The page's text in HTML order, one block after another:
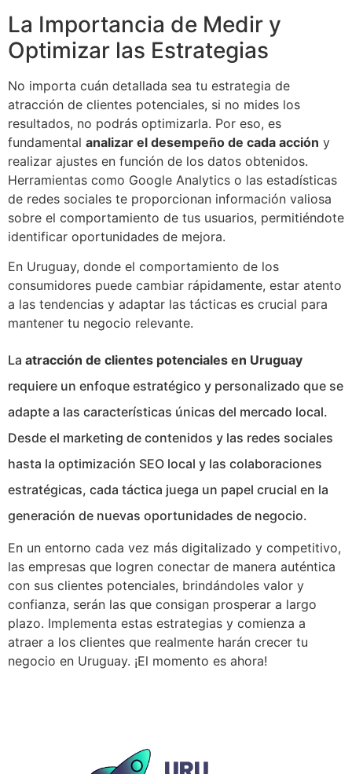
La Importancia de Medir y
Optimizar las Estrategias
No importa cuán detallada sea tu estrategia de
atracción de clientes potenciales, si no mides los
resultados, no podrás optimizarla. Por eso, es
fundamental analizar el desempeño de cada acción y
realizar ajustes en función de los datos obtenidos.
Herramientas como Google Analytics o las estadísticas
de redes sociales te proporcionan información valiosa
sobre el comportamiento de tus usuarios, permitiéndote
identificar oportunidades de mejora.
En Uruguay, donde el comportamiento de los
consumidores puede cambiar rápidamente, estar atento
a las tendencias y adaptar las tácticas es crucial para
mantener tu negocio relevante.
La atracción de clientes potenciales en Uruguay
requiere un enfoque estratégico y personalizado que se
adapte a las características únicas del mercado local.
Desde el marketing de contenidos y las redes sociales
hasta la optimización SEO local y las colaboraciones
estratégicas, cada táctica juega un papel crucial en la
generación de nuevas oportunidades de negocio.
En un entorno cada vez más digitalizado y competitivo,
las empresas que logren conectar de manera auténtica
con sus clientes potenciales, brindándoles valor y
confianza, serán las que consigan prosperar a largo
plazo. Implementa estas estrategias y comienza a
atraer a los clientes que realmente harán crecer tu
negocio en Uruguay. ¡El momento es ahora!